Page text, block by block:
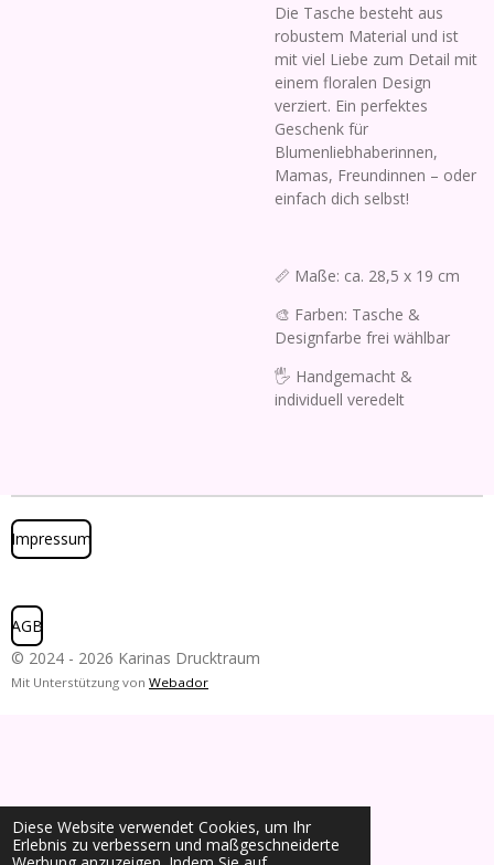
Diese Website verwendet Cookies, um Ihr
Erlebnis zu verbessern und maßgeschneiderte
Die Tasche besteht aus
robustem Material und ist
mit viel Liebe zum Detail mit
einem floralen Design
verziert. Ein perfektes
Geschenk für
Blumenliebhaberinnen,
Mamas, Freundinnen – oder
einfach dich selbst!
📏 Maße: ca. 28,5 x 19 cm
🎨 Farben: Tasche &
Designfarbe frei wählbar
🖐️ Handgemacht &
individuell veredelt
Impressum
AGB
© 2024 - 2026 Karinas Drucktraum
Mit Unterstützung von Webador